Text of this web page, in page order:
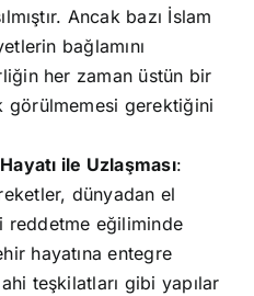
Ancak bazı İslam
bağlamını
her zaman üstün bir
görülmemesi gerektiğini
ile Uzlaşması:
dünyadan el
reddetme eğiliminde
hayatına entegre
teşkilatları gibi yapılar